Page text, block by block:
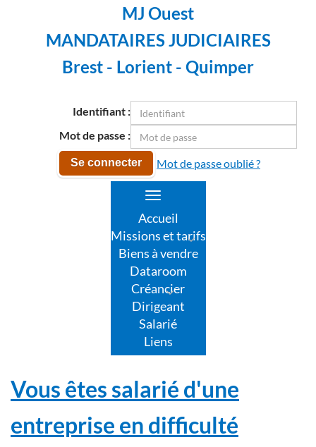
MJ Ouest
MANDATAIRES JUDICIAIRES
Brest - Lorient - Quimper
Identifiant :
Mot de passe :
Se connecter Mot de passe oublié ?
Toggle
navigation
Accueil
Missions et tarifs
Biens à vendre
Dataroom
Créancier
Dirigeant
Salarié
Liens
Vous êtes salarié d'une
entreprise en difficulté